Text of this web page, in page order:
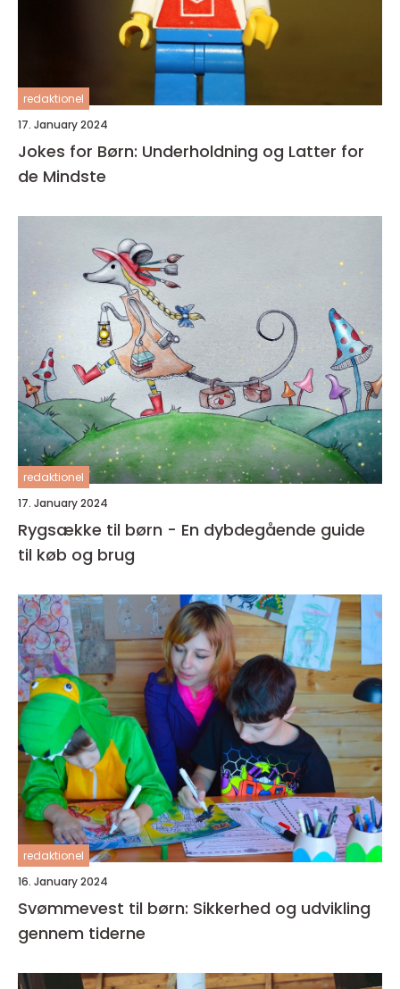
redaktionel
17. January 2024
Jokes for Børn: Underholdning og Latter for
de Mindste
redaktionel
17. January 2024
Rygsække til børn - En dybdegående guide
til køb og brug
redaktionel
16. January 2024
Svømmevest til børn: Sikkerhed og udvikling
gennem tiderne